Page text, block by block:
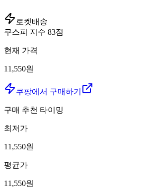
로켓배송
쿠스피 지수 83점
현재 가격
11,550원
쿠팡에서 구매하기
구매 추천 타이밍
최저가
11,550원
평균가
11,550원